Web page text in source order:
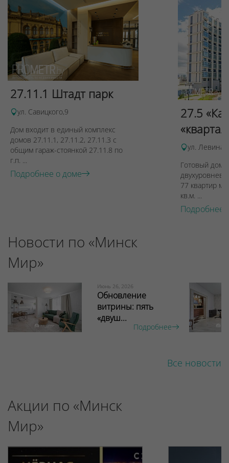
27.11.1 Штадт парк
ул. Савицкого,9
Дом входит в единый комплекс
домов 27.11.1, 27.11.2, 27.11.3 с
общим гараж-стоянкой 27.11.8 по
г.п. ...
Подробнее о доме
27.5
ул. Левина,
Готовый дом
77 квартир
кв.м. ...
Подробнее
Новости по «Минск
Мир»
Июнь 26, 2026
Обновление
витрины: пять
«двуш...
Подробнее
Все новости
Акции по «Минск
Мир»